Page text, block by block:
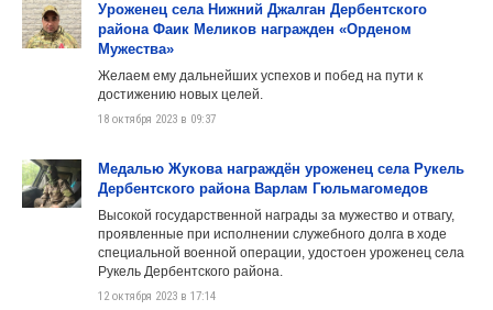
Уроженец села Нижний Джалган Дербентского
района Фаик Меликов награжден «Орденом
Мужества»
Желаем ему дальнейших успехов и побед на пути к
достижению новых целей.
18 октября 2023 в 09:37
Медалью Жукова награждён уроженец села Рукель
Дербентского района Варлам Гюльмагомедов
Высокой государственной награды за мужество и отвагу,
проявленные при исполнении служебного долга в ходе
специальной военной операции, удостоен уроженец села
Рукель Дербентского района.
12 октября 2023 в 17:14